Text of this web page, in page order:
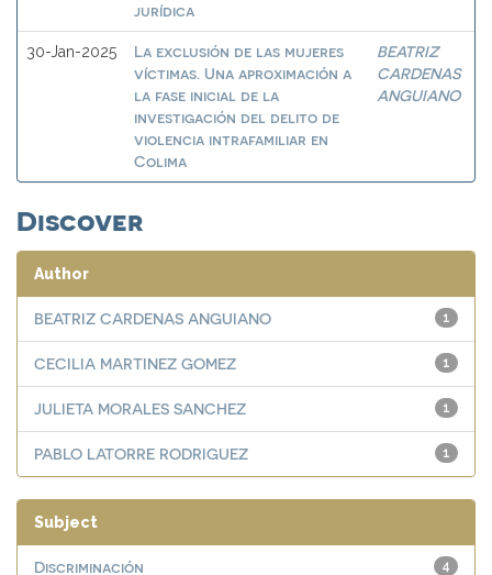
jurídica
30-Jan-2025
La exclusión de las mujeres
víctimas. Una aproximación a
la fase inicial de la
investigación del delito de
violencia intrafamiliar en
Colima
BEATRIZ
CARDENAS
ANGUIANO
Discover
Author
1
BEATRIZ CARDENAS ANGUIANO
1
CECILIA MARTINEZ GOMEZ
1
JULIETA MORALES SANCHEZ
1
PABLO LATORRE RODRIGUEZ
Subject
4
Discriminación